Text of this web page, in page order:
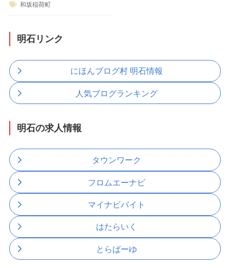
和坂稲荷町
明石リンク
にほんブログ村 明石情報
人気ブログランキング
明石の求人情報
タウンワーク
フロムエーナビ
マイナビバイト
はたらいく
とらばーゆ